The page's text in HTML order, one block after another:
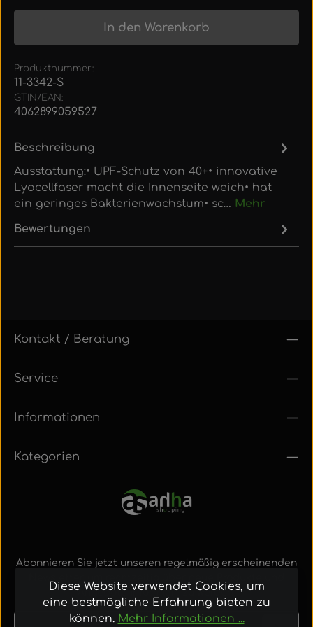
In den Warenkorb
Produktnummer:
11-3342-S
GTIN/EAN:
4062899059527
Beschreibung
Ausstattung:• UPF-Schutz von 40+• innovative
Lyocellfaser macht die Innenseite weich• hat
ein geringes Bakterienwachstum• sc… Mehr
Bewertungen
Kontakt / Beratung
Service
Informationen
Kategorien
Abonnieren Sie jetzt unseren regelmäßig erscheinenden
Angebote informiert zu werden.
E-Mail-Adresse*
Diese Website verwendet Cookies, um
eine bestmögliche Erfahrung bieten zu
können. Mehr Informationen ...